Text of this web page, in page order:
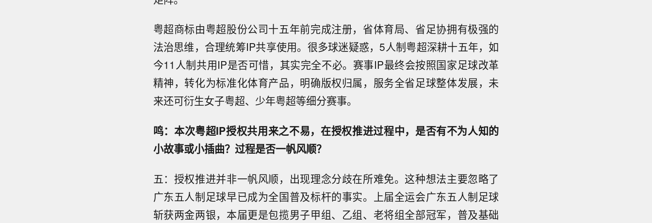
粤超商标由粤超股份公司十五年前完成注册，省体育局、省足协拥有极强的
法治思维，合理统筹IP共享使用。很多球迷疑惑，5人制粤超深耕十五年，如
今11人制共用IP是否可惜，其实完全不必。赛事IP最终会按照国家足球改革
精神，转化为标准化体育产品，明确版权归属，服务全省足球整体发展，未
来还可衍生女子粤超、少年粤超等细分赛事。
鸣：本次粤超IP授权共用来之不易，在授权推进过程中，是否有不为人知的
小故事或小插曲？过程是否一帆风顺？
五：授权推进并非一帆风顺，出现理念分歧在所难免。这种想法主要忽略了
广东五人制足球早已成为全国普及标杆的事实。上届全运会广东五人制足球
斩获两金两银，本届更是包揽男子甲组、乙组、老将组全部冠军，普及基础